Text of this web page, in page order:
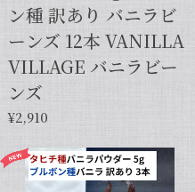
ン種 訳あり バニラビ
ーンズ 12本 VANILLA
VILLAGE バニラビー
ンズ
¥2,910